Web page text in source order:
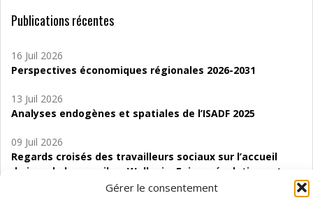
Gérer le consentement
Publications récentes
16 Juil 2026
Perspectives économiques régionales 2026-2031
13 Juil 2026
Analyses endogènes et spatiales de l’ISADF 2025
09 Juil 2026
Regards croisés des travailleurs sociaux sur l’accueil
de jour de bas seuil en Wallonie. Enjeux, évolutions et